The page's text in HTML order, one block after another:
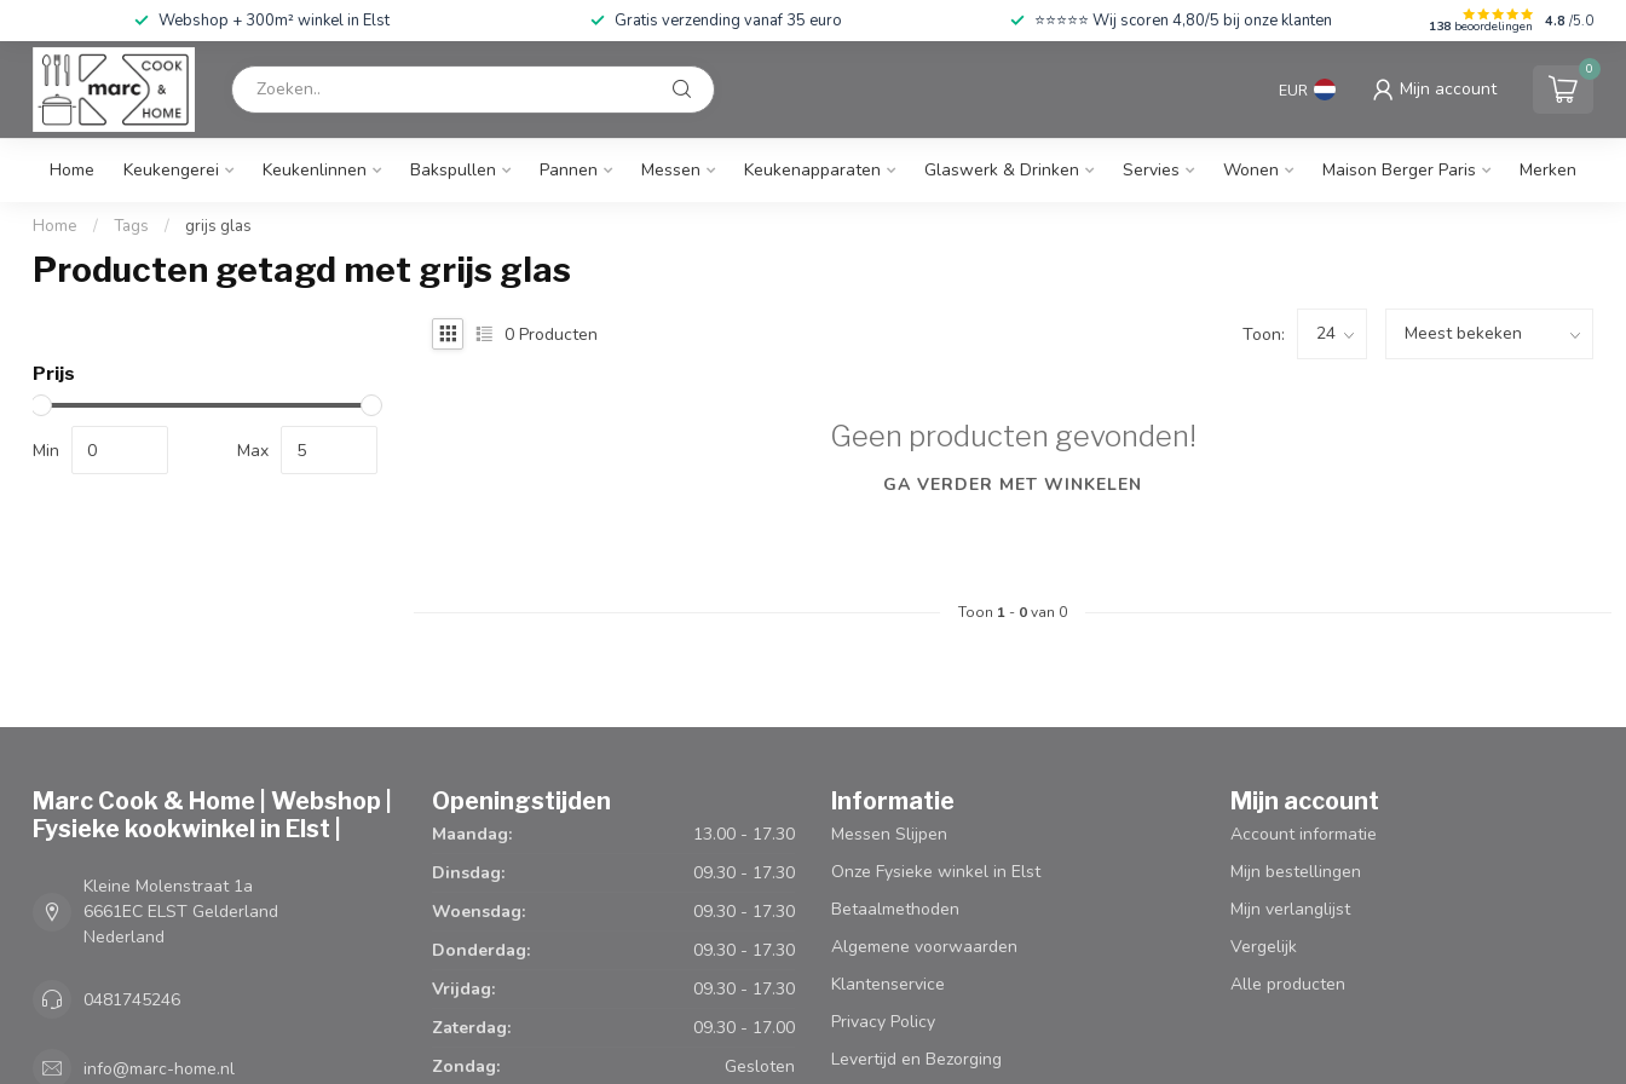
Webshop + 300m² winkel in Elst Gratis verzending vanaf 35 euro ⭐⭐⭐⭐⭐ Wij scoren 4,80/5 bij onze klanten 138 beoordelingen 4.8 /5.0
EUR Mijn account
0
Home Keukengerei Keukenlinnen Bakspullen Pannen Messen Keukenapparaten Glaswerk & Drinken Servies Wonen Maison Berger Paris Merken
Home / Tags / grijs glas
Producten getagd met grijs glas
Prijs
Min Max
0 Producten Toon:
Geen producten gevonden!
GA VERDER MET WINKELEN
Toon 1 - 0van 0
Marc Cook & Home | Webshop |
Fysieke kookwinkel in Elst |
Kleine Molenstraat 1a
6661EC ELST Gelderland
Nederland
0481745246
info@marc-home.nl
Openingstijden
Maandag:
13.00 - 17.30
Dinsdag:
09.30 - 17.30
Woensdag:
09.30 - 17.30
Donderdag:
09.30 - 17.30
Vrijdag:
09.30 - 17.30
Zaterdag:
09.30 - 17.00
Zondag:
Gesloten
Informatie
Messen Slijpen
Onze Fysieke winkel in Elst
Betaalmethoden
Algemene voorwaarden
Klantenservice
Privacy Policy
Levertijd en Bezorging
Mijn account
Account informatie
Mijn bestellingen
Mijn verlanglijst
Vergelijk
Alle producten